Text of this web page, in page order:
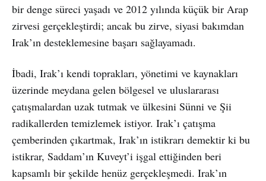
bir denge süreci yaşadı ve 2012 yılında küçük bir Arap
zirvesi gerçekleştirdi; ancak bu zirve, siyasi bakımdan
Irak’ın desteklemesine başarı sağlayamadı.
İbadi, Irak’ı kendi toprakları, yönetimi ve kaynakları
üzerinde meydana gelen bölgesel ve uluslararası
çatışmalardan uzak tutmak ve ülkesini Sünni ve Şii
radikallerden temizlemek istiyor. Irak’ı çatışma
çemberinden çıkartmak, Irak’ın istikrarı demektir ki bu
istikrar, Saddam’ın Kuveyt’i işgal ettiğinden beri
kapsamlı bir şekilde henüz gerçekleşmedi. Irak’ın